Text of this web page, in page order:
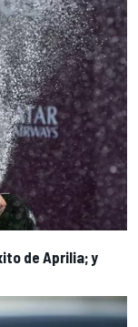
de Aprilia; y